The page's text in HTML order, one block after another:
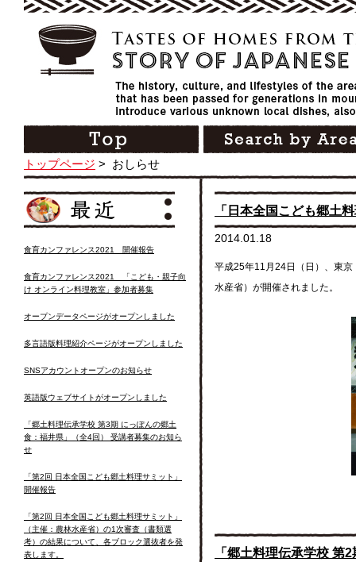
トップページ > おしらせ
「日本全国こども郷土
2014.01.18
平成25年11月24日（日）、東
水産省）が開催されました。
「郷土料理伝承学校 第
食育カンファレンス2021 開催報告
食育カンファレンス2021 「こども・親子向
け オンライン料理教室」参加者募集
オープンデータページがオープンしました
多言語版料理紹介ページがオープンしました
SNSアカウントオープンのお知らせ
英語版ウェブサイトがオープンしました
「郷土料理伝承学校 第3期 にっぽんの郷土
食：福井県」（全4回） 受講者募集のお知ら
せ
「第2回 日本全国こども郷土料理サミット」
開催報告
「第2回 日本全国こども郷土料理サミット」
（主催：農林水産省）の1次審査（書類選
考）の結果について、各ブロック選抜者を発
表します。